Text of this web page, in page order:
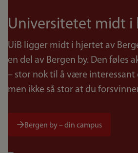
Universitetet midt i
UiB ligger midt i hjertet av
en del av Bergen by. Den føles
– stor nok til å være
men ikke så stor at du
Bergen by – din campus